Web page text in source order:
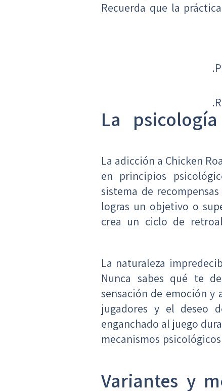
Recuerda que la
La
La adicción a Chicken
en principios
sistema de
logras un objetivo o
crea un ciclo de
La naturaleza
Nunca sabes qué te
sensación de emoción y
jugadores y el deseo
enganchado al juego
mecanismos
Variantes y